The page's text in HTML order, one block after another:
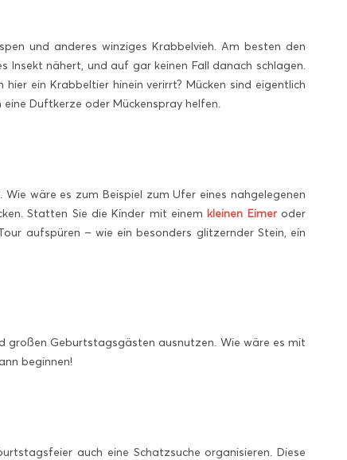
und anderes winziges Krabbelvieh. Am besten den
Insekt nähert, und auf gar keinen Fall danach schlagen.
ein Krabbeltier hinein verirrt? Mücken sind eigentlich
Duftkerze oder Mückenspray helfen.
wäre es zum Beispiel zum Ufer eines nahgelegenen
Statten Sie die Kinder mit einem kleinen Eimer oder
aufspüren – wie ein besonders glitzernder Stein, ein
großen Geburtstagsgästen ausnutzen. Wie wäre es mit
beginnen!
auch eine Schatzsuche organisieren. Diese